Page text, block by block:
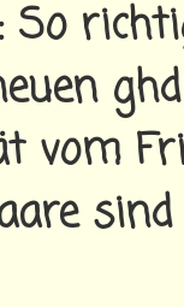
So
vom